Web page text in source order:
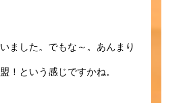
ました。でもな～。あんまり
！という感じですかね。